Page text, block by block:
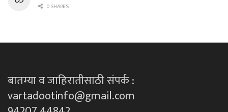
0 SHARES
बातम्या व जाहिरातीसाठी संपर्क :
vartadootinfo@gmail.com